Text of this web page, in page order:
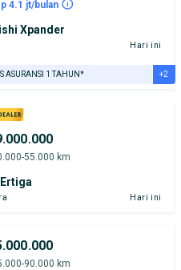
4.1 jt/bulan
Xpander
Hari ini
ASURANSI 1 TAHUN* +2
55.000 km
Hari ini
90.000 km